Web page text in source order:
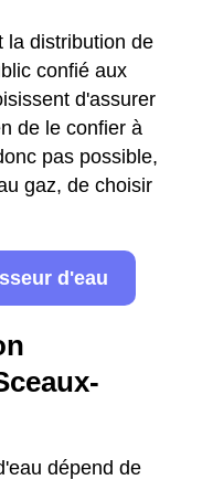
la distribution de
confié aux
d'assurer
de le confier à
pas possible,
gaz, de choisir
d'eau
dépend de